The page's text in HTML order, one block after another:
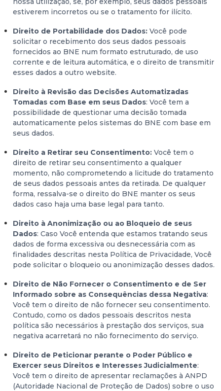
estiverem incorretos ou se o tratamento for ilícito.
Direito de Portabilidade dos Dados: Você pode
solicitar o recebimento dos seus dados pessoais
fornecidos ao BNE num formato estruturado, de uso
corrente e de leitura automática, e o direito de transmitir
esses dados a outro website.
Direito à Revisão das Decisões Automatizadas
Tomadas com Base em seus Dados: Você tem a
possibilidade de questionar uma decisão tomada
automaticamente pelos sistemas do BNE com base em
seus dados.
Direito a Retirar seu Consentimento: Você tem o
direito de retirar seu consentimento a qualquer
momento, não comprometendo a licitude do tratamento
de seus dados pessoais antes da retirada. De qualquer
forma, ressalva-se o direito do BNE manter os seus
dados caso haja uma base legal para tanto.
Direito à Anonimização ou ao Bloqueio de seus
Dados: Caso Você entenda que estamos tratando seus
dados de forma excessiva ou desnecessária com as
finalidades descritas nesta Política de Privacidade, Você
pode solicitar o bloqueio ou anonimização desses dados.
Direito de Não Fornecer o Consentimento e de Ser
Informado sobre as Consequências dessa Negativa:
Você tem o direito de não fornecer seu consentimento.
Contudo, como os dados pessoais descritos nesta
política são necessários à prestação dos serviços, sua
negativa acarretará no não fornecimento do serviço.
Direito de Peticionar perante o Poder Público e
Exercer seus Direitos e Interesses Judicialmente:
Você tem o direito de apresentar reclamações à ANPD
(Autoridade Nacional de Proteção de Dados) sobre o uso